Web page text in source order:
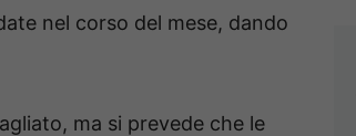
nel corso del mese, dando
ma si prevede che le